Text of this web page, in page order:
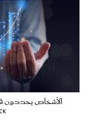
الأشخاص يحددون